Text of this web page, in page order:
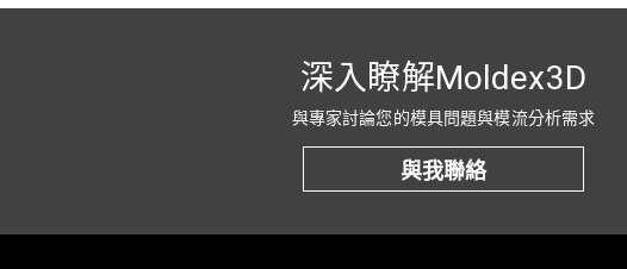
深入瞭解Moldex3D
與專家討論您的模具問題與模流分析需求
與我聯絡